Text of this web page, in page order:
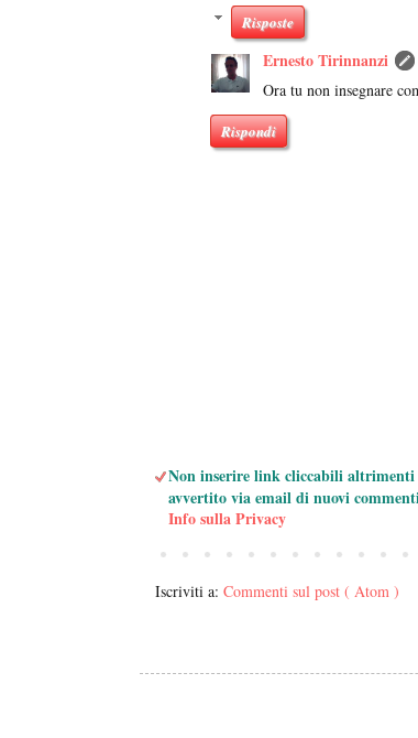
Risposte
Ernesto Tirinnanzi
Ora tu non insegnare
Rispondi
Non inserire link cliccabili
avvertito via email di nuovi
Info sulla Privacy
Iscriviti a: Commenti sul post ( Atom )